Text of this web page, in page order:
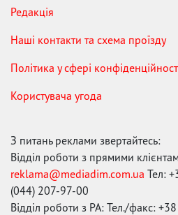
Редакція
Наші контакти та схема проїзду
Політика у сфері
Користувача угода
З питань реклами звертайтесь:
Відділ роботи з прямими
reklama@mediadim.com.ua Тел:
(044) 207-97-00
Відділ роботи з РА: Тел./факс: